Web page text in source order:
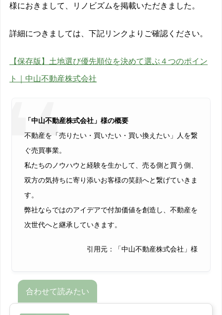
様におきまして、リノビズムを掲載いただきました。
詳細につきましては、下記リンクよりご確認ください。
【保存版】土地選び優先順位を決めて選ぶ４つのポイン
ト｜中山不動産株式会社
「中山不動産株式会社」様の概要
不動産を「売りたい・買いたい・買い換えたい」人を繋
ぐ売買事業。
私たちのノウハウと経験を生かして、売る側と買う側、
双方の気持ちに寄り添いお客様の笑顔へと繋げていきま
す。
弊社ならではのアイデアで付加価値を創造し、不動産を
次世代へと継承していきます。
引用元：「中山不動産株式会社」様